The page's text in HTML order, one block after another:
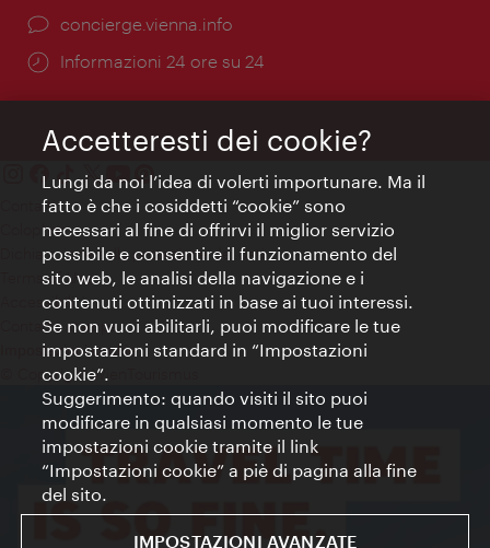
Ort:
concierge.vienna.info
Öffnungszeiten:
Informazioni 24 ore su 24
Contatti
Colophon
Dichiarazione sulla protezione dei dati
Terms of Use
Accessibilità
Contatto stampa
Impostazioni cookie
© Copyright WienTourismus
Accetteresti dei cookie?
Lungi da noi l’idea di volerti importunare. Ma il
fatto è che i cosiddetti “cookie” sono
necessari al fine di offrirvi il miglior servizio
possibile e consentire il funzionamento del
sito web, le analisi della navigazione e i
contenuti ottimizzati in base ai tuoi interessi.
Se non vuoi abilitarli, puoi modificare le tue
impostazioni standard in “Impostazioni
cookie”.
Suggerimento: quando visiti il sito puoi
modificare in qualsiasi momento le tue
impostazioni cookie tramite il link
“Impostazioni cookie” a piè di pagina alla fine
del sito.
IMPOSTAZIONI AVANZATE